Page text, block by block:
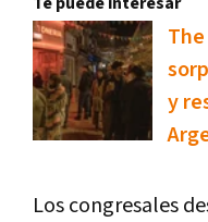
y
Los congresales